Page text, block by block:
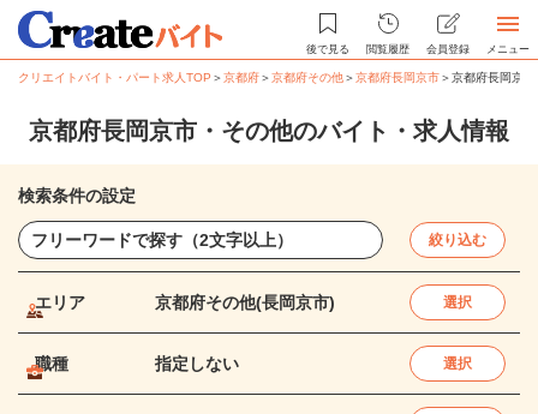
後で見る 閲覧履歴 会員登録 メニュー
クリエイトバイト・パート求人TOP ＞京都府＞京都府その他＞京都府長岡京市＞京都府長岡京
京都府長岡京市・その他のバイト・求人情報
検索条件の設定
絞り込む
エリア 京都府その他(長岡京市) 選択
職種 指定しない 選択